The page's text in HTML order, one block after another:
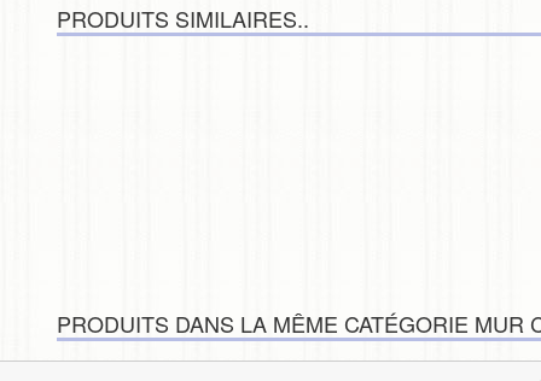
Vaisselle
PRODUITS SIMILAIRES..
PRODUITS DANS LA MÊME CATÉGORIE MUR